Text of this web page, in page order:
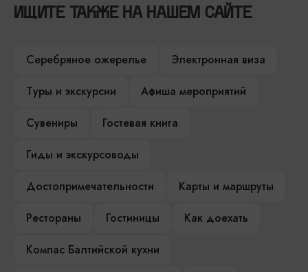
ИЩИТЕ ТАКЖЕ НА НАШЕМ САЙТЕ
Серебряное ожерелье
Электронная виза
Туры и экскурсии
Афиша мероприятий
Сувениры
Гостевая книга
Гиды и экскурсоводы
Достопримечательности
Карты и маршруты
Рестораны
Гостиницы
Как доехать
Компас Балтийской кухни